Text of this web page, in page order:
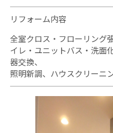
リフォーム内容
全室クロス・フローリング
イレ・ユニットバス・洗面
器交換、
照明新調、ハウスクリーニ